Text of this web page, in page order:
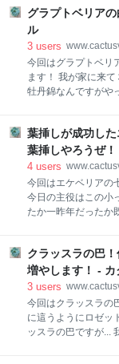
てね～』って事でし
確かに見た感じ、も
込みとは裏腹に気の
となりました。 ワイ
ミ入れられたのかと
な！ ルノ―様に失礼
ちゃうぜ！！ ヽ
感じのがポストに入
なモンに入った植物
さんには頭が下がり
m(__)m さて！郵便屋
グラプトベリア
ル
3 users
今回はグラプトベリ
ます！ 我が家に来
牡丹錦なんですがや
が確認できますから
ですがね(*´Д｀) そん
ンテナンスで我が家
徒長気味！ 春もやっ
て仕立て直しと行き
チョンパ後の脇芽で
えば済む話なんです
ッスラの巴をチョン
けて作った『チョン
いる
葉挿しが成功し
葉挿しやろうぜ
4 users
今回はエケベリアの
今日の主役はこの小
たか一昨年だったか
ありますがこうやっ
え替えの時にプチプ
です。 そんな葉挿し
立ちさせようと思い
びている状態です。
うかね？ それでは
クラッスラの巴
増やします！ -
3 users
今回はクラッスラの
に這うようにロゼッ
ッスラの巴ですが...